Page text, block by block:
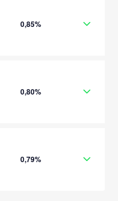
0,85%
0,80%
0,79%